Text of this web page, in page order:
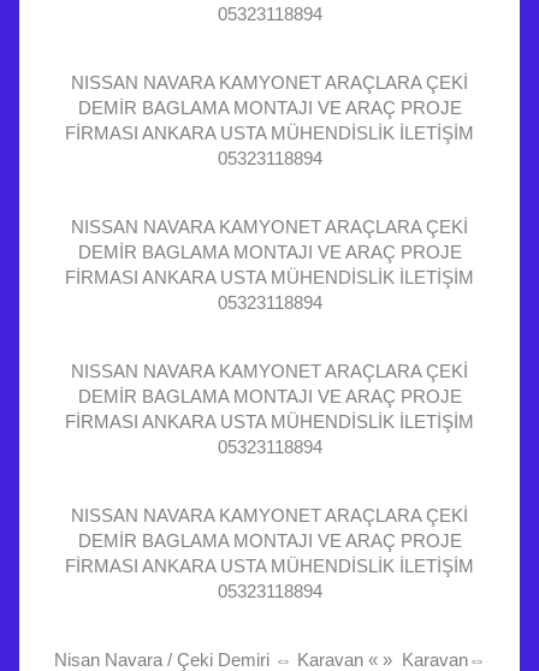
05323118894
NISSAN NAVARA KAMYONET ARAÇLARA ÇEKİ
DEMİR BAGLAMA MONTAJI VE ARAÇ PROJE
FİRMASI ANKARA USTA MÜHENDİSLİK İLETİŞİM
05323118894
NISSAN NAVARA KAMYONET ARAÇLARA ÇEKİ
DEMİR BAGLAMA MONTAJI VE ARAÇ PROJE
FİRMASI ANKARA USTA MÜHENDİSLİK İLETİŞİM
05323118894
NISSAN NAVARA KAMYONET ARAÇLARA ÇEKİ
DEMİR BAGLAMA MONTAJI VE ARAÇ PROJE
FİRMASI ANKARA USTA MÜHENDİSLİK İLETİŞİM
05323118894
NISSAN NAVARA KAMYONET ARAÇLARA ÇEKİ
DEMİR BAGLAMA MONTAJI VE ARAÇ PROJE
FİRMASI ANKARA USTA MÜHENDİSLİK İLETİŞİM
05323118894
Nisan Navara / Çeki Demiri ⇔ Karavan « » Karavan⇔